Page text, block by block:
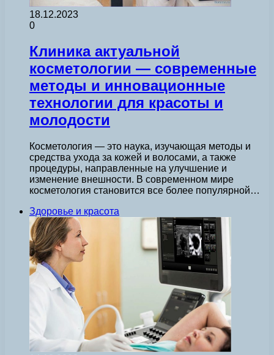
18.12.2023
0
Клиника актуальной
косметологии — современные
методы и инновационные
технологии для красоты и
молодости
Косметология — это наука, изучающая методы и
средства ухода за кожей и волосами, а также
процедуры, направленные на улучшение и
изменение внешности. В современном мире
косметология становится все более популярной…
Здоровье и красота